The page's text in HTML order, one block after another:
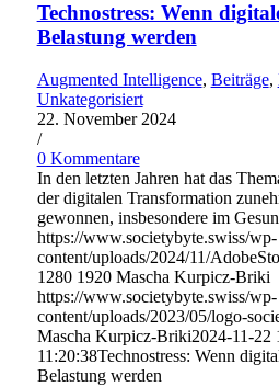
Technostress: Wenn
Belastung werden
Augmented Intelligence, Beiträge,
Unkategorisiert
22. November 2024
/
0 Kommentare
In den letzten Jahren hat das
der digitalen Transformation
gewonnen, insbesondere im
https://www.societybyte.swiss/wp-
content/uploads/2024/11/
1280 1920 Mascha Kurpicz-Briki
https://www.societybyte.swiss/wp-
content/uploads/2023/05/logo-
Mascha Kurpicz-Briki2024-11-22
11:20:38Technostress: Wenn
Belastung werden